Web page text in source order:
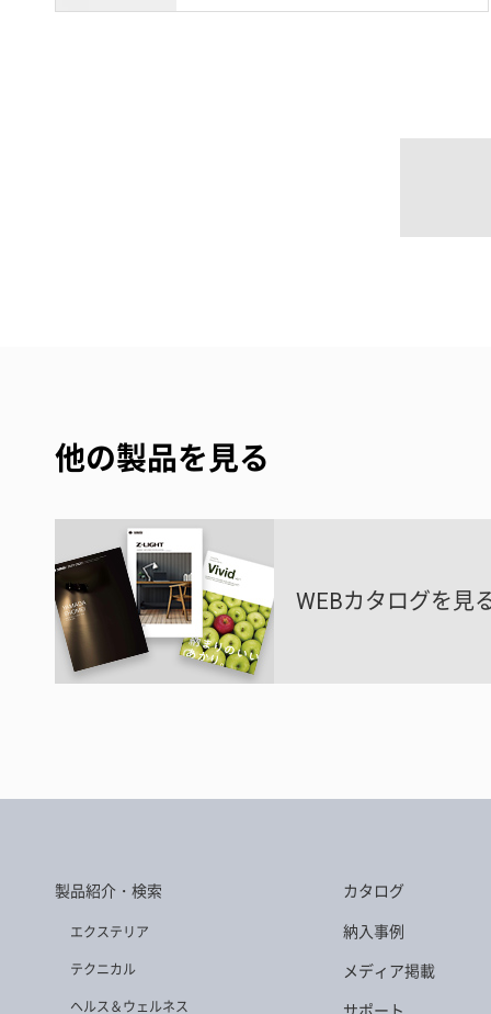
他の製品を見る
WEBカタログを見
製品紹介・検索
エクステリア
テクニカル
ヘルス＆ウェルネス
カタログ
納入事例
メディア掲載